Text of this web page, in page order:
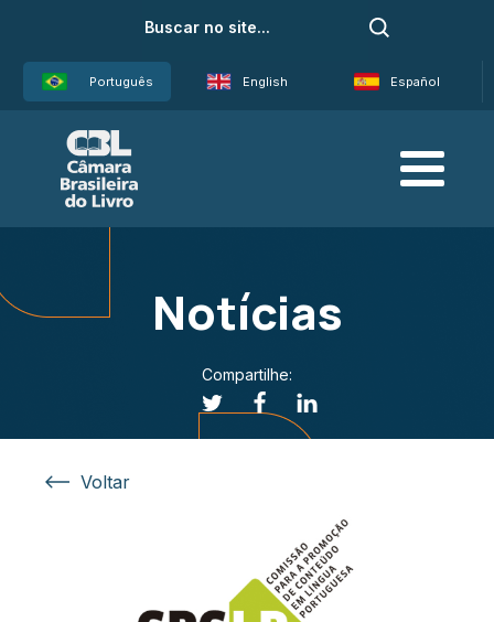
Português English Español
Notícias
Compartilhe:
Voltar